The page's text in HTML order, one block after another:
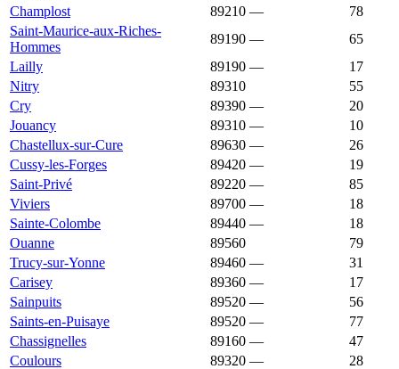
Champlost
89210 —
78
Saint-Maurice-aux-Riches-
Hommes
89190 —
65
Lailly
89190 —
17
Nitry
89310
55
Cry
89390 —
20
Jouancy
89310 —
10
Chastellux-sur-Cure
89630 —
26
Cussy-les-Forges
89420 —
19
Saint-Privé
89220 —
85
Viviers
89700 —
18
Sainte-Colombe
89440 —
18
Ouanne
89560
79
Trucy-sur-Yonne
89460 —
31
Carisey
89360 —
17
Sainpuits
89520 —
56
Saints-en-Puisaye
89520 —
77
Chassignelles
89160 —
47
Coulours
89320 —
28